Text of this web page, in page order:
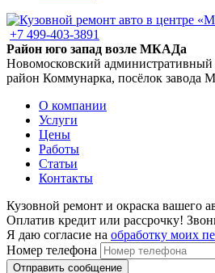
+7 499-403-3891
Район юго запад возле МКАДа
Новомосковский административный
район Коммунарка, посёлок завода
О компании
Услуги
Цены
Работы
Статьи
Контакты
Кузовной ремонт и окраска вашего
Оплатив кредит или рассрочку!
Я даю согласие на обработку моих
Номер телефона